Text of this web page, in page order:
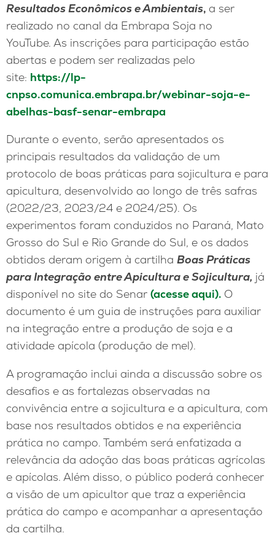
Resultados Econômicos e Ambientais, a ser
realizado no canal da Embrapa Soja no
YouTube. As inscrições para participação estão
abertas e podem ser realizadas pelo
site: https://lp-
cnpso.comunica.embrapa.br/webinar-soja-e-
abelhas-basf-senar-embrapa
Durante o evento, serão apresentados os
principais resultados da validação de um
protocolo de boas práticas para sojicultura e para
apicultura, desenvolvido ao longo de três safras
(2022/23, 2023/24 e 2024/25). Os
experimentos foram conduzidos no Paraná, Mato
Grosso do Sul e Rio Grande do Sul, e os dados
obtidos deram origem à cartilha Boas Práticas
para Integração entre Apicultura e Sojicultura, já
disponível no site do Senar (acesse aqui). O
documento é um guia de instruções para auxiliar
na integração entre a produção de soja e a
atividade apícola (produção de mel).
A programação inclui ainda a discussão sobre os
desafios e as fortalezas observadas na
convivência entre a sojicultura e a apicultura, com
base nos resultados obtidos e na experiência
prática no campo. Também será enfatizada a
relevância da adoção das boas práticas agrícolas
e apícolas. Além disso, o público poderá conhecer
a visão de um apicultor que traz a experiência
prática do campo e acompanhar a apresentação
da cartilha.